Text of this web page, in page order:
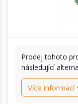
Prodej tohoto
následující
Více informací